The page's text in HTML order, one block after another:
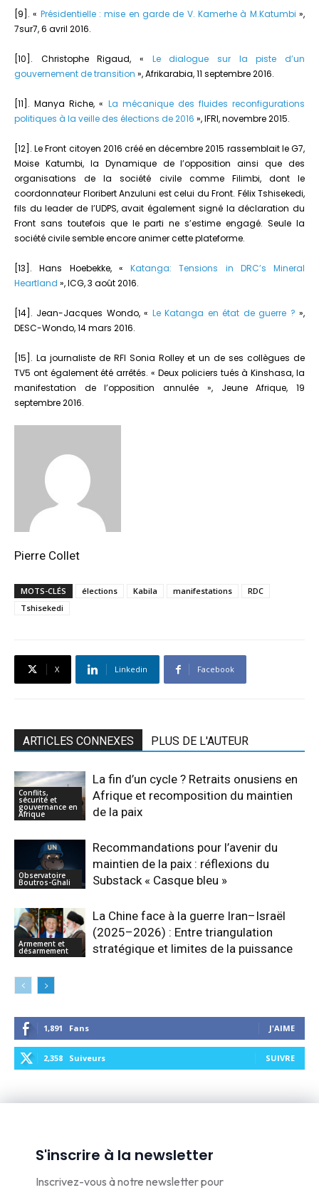
[9]. « Présidentielle : mise en garde de V. Kamerhe à M.Katumbi»,
7sur7, 6 avril 2016.
[10]. Christophe Rigaud, « Le dialogue sur la piste d’un
gouvernement de transition », Afrikarabia, 11 septembre 2016.
[11]. Manya Riche, « La mécanique des fluides reconfigurations
politiques à la veille des élections de 2016 », IFRI, novembre 2015.
[12]. Le Front citoyen 2016 créé en décembre 2015 rassemblait le G7,
Moise Katumbi, la Dynamique de l’opposition ainsi que des
organisations de la société civile comme Filimbi, dont le
coordonnateur Floribert Anzuluni est celui du Front. Félix Tshisekedi,
fils du leader de l’UDPS, avait également signé la déclaration du
Front sans toutefois que le parti ne s’estime engagé. Seule la
société civile semble encore animer cette plateforme.
[13]. Hans Hoebekke, « Katanga: Tensions in DRC’s Mineral
Heartland », ICG, 3 août 2016.
[14]. Jean-Jacques Wondo, « Le Katanga en état de guerre ?»,
DESC-Wondo, 14 mars 2016.
[15]. La journaliste de RFI Sonia Rolley et un de ses collègues de
TV5 ont également été arrêtés. « Deux policiers tués à Kinshasa, la
manifestation de l’opposition annulée », Jeune Afrique, 19
septembre 2016.
Pierre Collet
MOTS-CLÉS élections Kabila manifestations
RDC
Tshisekedi
X Linkedin Facebook
ARTICLES CONNEXES PLUS DE L'AUTEUR
Conflits,
sécurité et
gouvernance en
Afrique
La fin d’un cycle ? Retraits onusiens en
Afrique et recomposition du maintien
de la paix
Observatoire
Boutros-Ghali
Recommandations pour l’avenir du
maintien de la paix : réflexions du
Substack « Casque bleu »
Armement et
désarmement
La Chine face à la guerre Iran–Israël
(2025–2026) : Entre triangulation
stratégique et limites de la puissance
1,891 Fans J'AIME
2,358 Suiveurs SUIVRE
S'inscrire à la newsletter
Inscrivez-vous à notre newsletter pour